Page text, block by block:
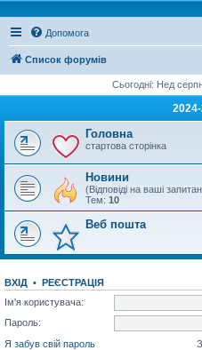
Допомога
Список форумів
Сьогодні: Нед
Головна
стартова сторінка
Новини
(Відповіді на ваші
Тем: 10
Веб пошта
ВХІД • РЕЄСТРАЦІЯ
Ім'я користувача:
Пароль:
Я забув свій пароль